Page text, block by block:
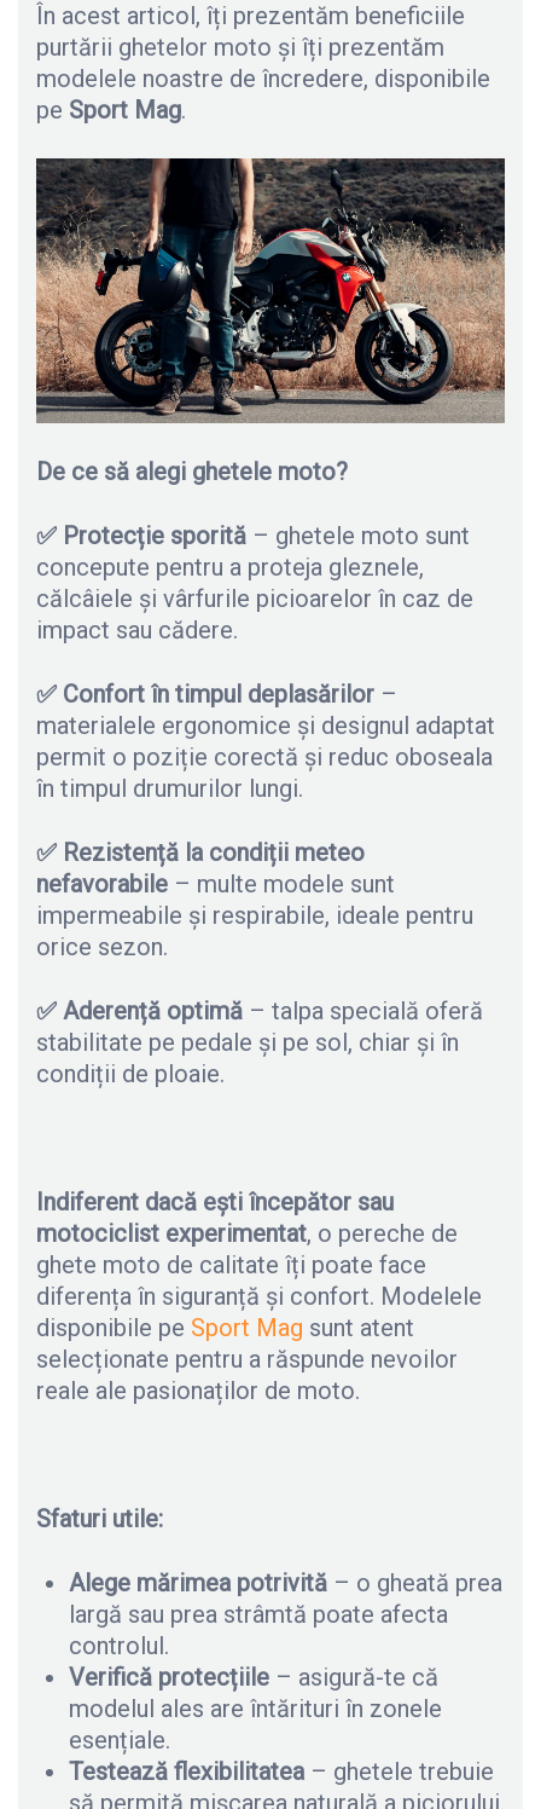
În acest articol, îți prezentăm beneficiile
purtării ghetelor moto și îți prezentăm
modelele noastre de încredere, disponibile
pe Sport Mag.
De ce să alegi ghetele moto?
✅ Protecție sporită – ghetele moto sunt
concepute pentru a proteja gleznele,
călcâiele și vârfurile picioarelor în caz de
impact sau cădere.
✅ Confort în timpul deplasărilor –
materialele ergonomice și designul adaptat
permit o poziție corectă și reduc oboseala
în timpul drumurilor lungi.
✅ Rezistență la condiții meteo
nefavorabile – multe modele sunt
impermeabile și respirabile, ideale pentru
orice sezon.
✅ Aderență optimă – talpa specială oferă
stabilitate pe pedale și pe sol, chiar și în
condiții de ploaie.
Indiferent dacă ești începător sau
motociclist experimentat, o pereche de
ghete moto de calitate îți poate face
diferența în siguranță și confort. Modelele
disponibile pe Sport Mag sunt atent
selecționate pentru a răspunde nevoilor
reale ale pasionaților de moto.
Sfaturi utile:
Alege mărimea potrivită – o gheată prea
largă sau prea strâmtă poate afecta
controlul.
Verifică protecțiile – asigură-te că
modelul ales are întărituri în zonele
esențiale.
Testează flexibilitatea – ghetele trebuie
să permită mișcarea naturală a piciorului.